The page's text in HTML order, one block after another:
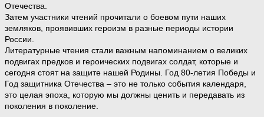
Отечества.
Затем участники чтений прочитали о боевом пути наших
земляков, проявивших героизм в разные периоды истории
России.
Литературные чтения стали важным напоминанием о великих
подвигах предков и героических подвигах солдат, которые и
сегодня стоят на защите нашей Родины. Год 80-летия Победы и
Год защитника Отечества – это не только события календаря,
это целая эпоха, которую мы должны ценить и передавать из
поколения в поколение.